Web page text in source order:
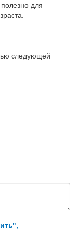
для
следующей